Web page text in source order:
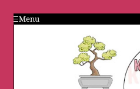
Menu